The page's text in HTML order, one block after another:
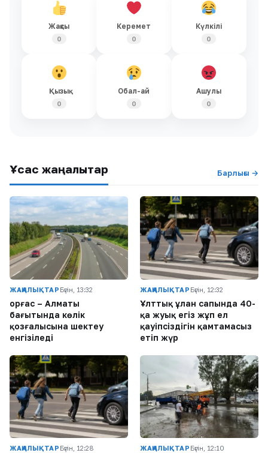
Жақсы
0
Керемет
0
Күлкілі
0
Қызық
0
Обал-ай
0
Ашулы
0
Ұқсас жаңалықтар Барлығы →
ЖАҢАЛЫҚТАР Бүгін, 13:32
Қорғас – Алматы
бағытында көлік
қозғалысына шектеу
енгізіледі
ЖАҢАЛЫҚТАР Бүгін, 12:32
Ұлттық ұлан сапында 40-
қа жуық егіз жұп ел
қауіпсіздігін қамтамасыз
етіп жүр
ЖАҢАЛЫҚТАР Бүгін, 12:28 ЖАҢАЛЫҚТАР Бүгін, 12:10